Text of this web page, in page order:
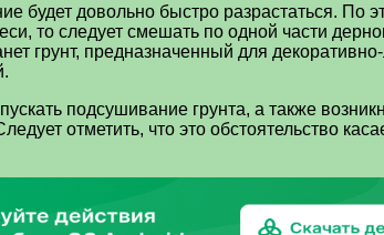
будет довольно быстро разрастаться.
то следует смешать по одной части
грунт, предназначенный для
подсушивание грунта, а также
отметить, что это обстоятельство